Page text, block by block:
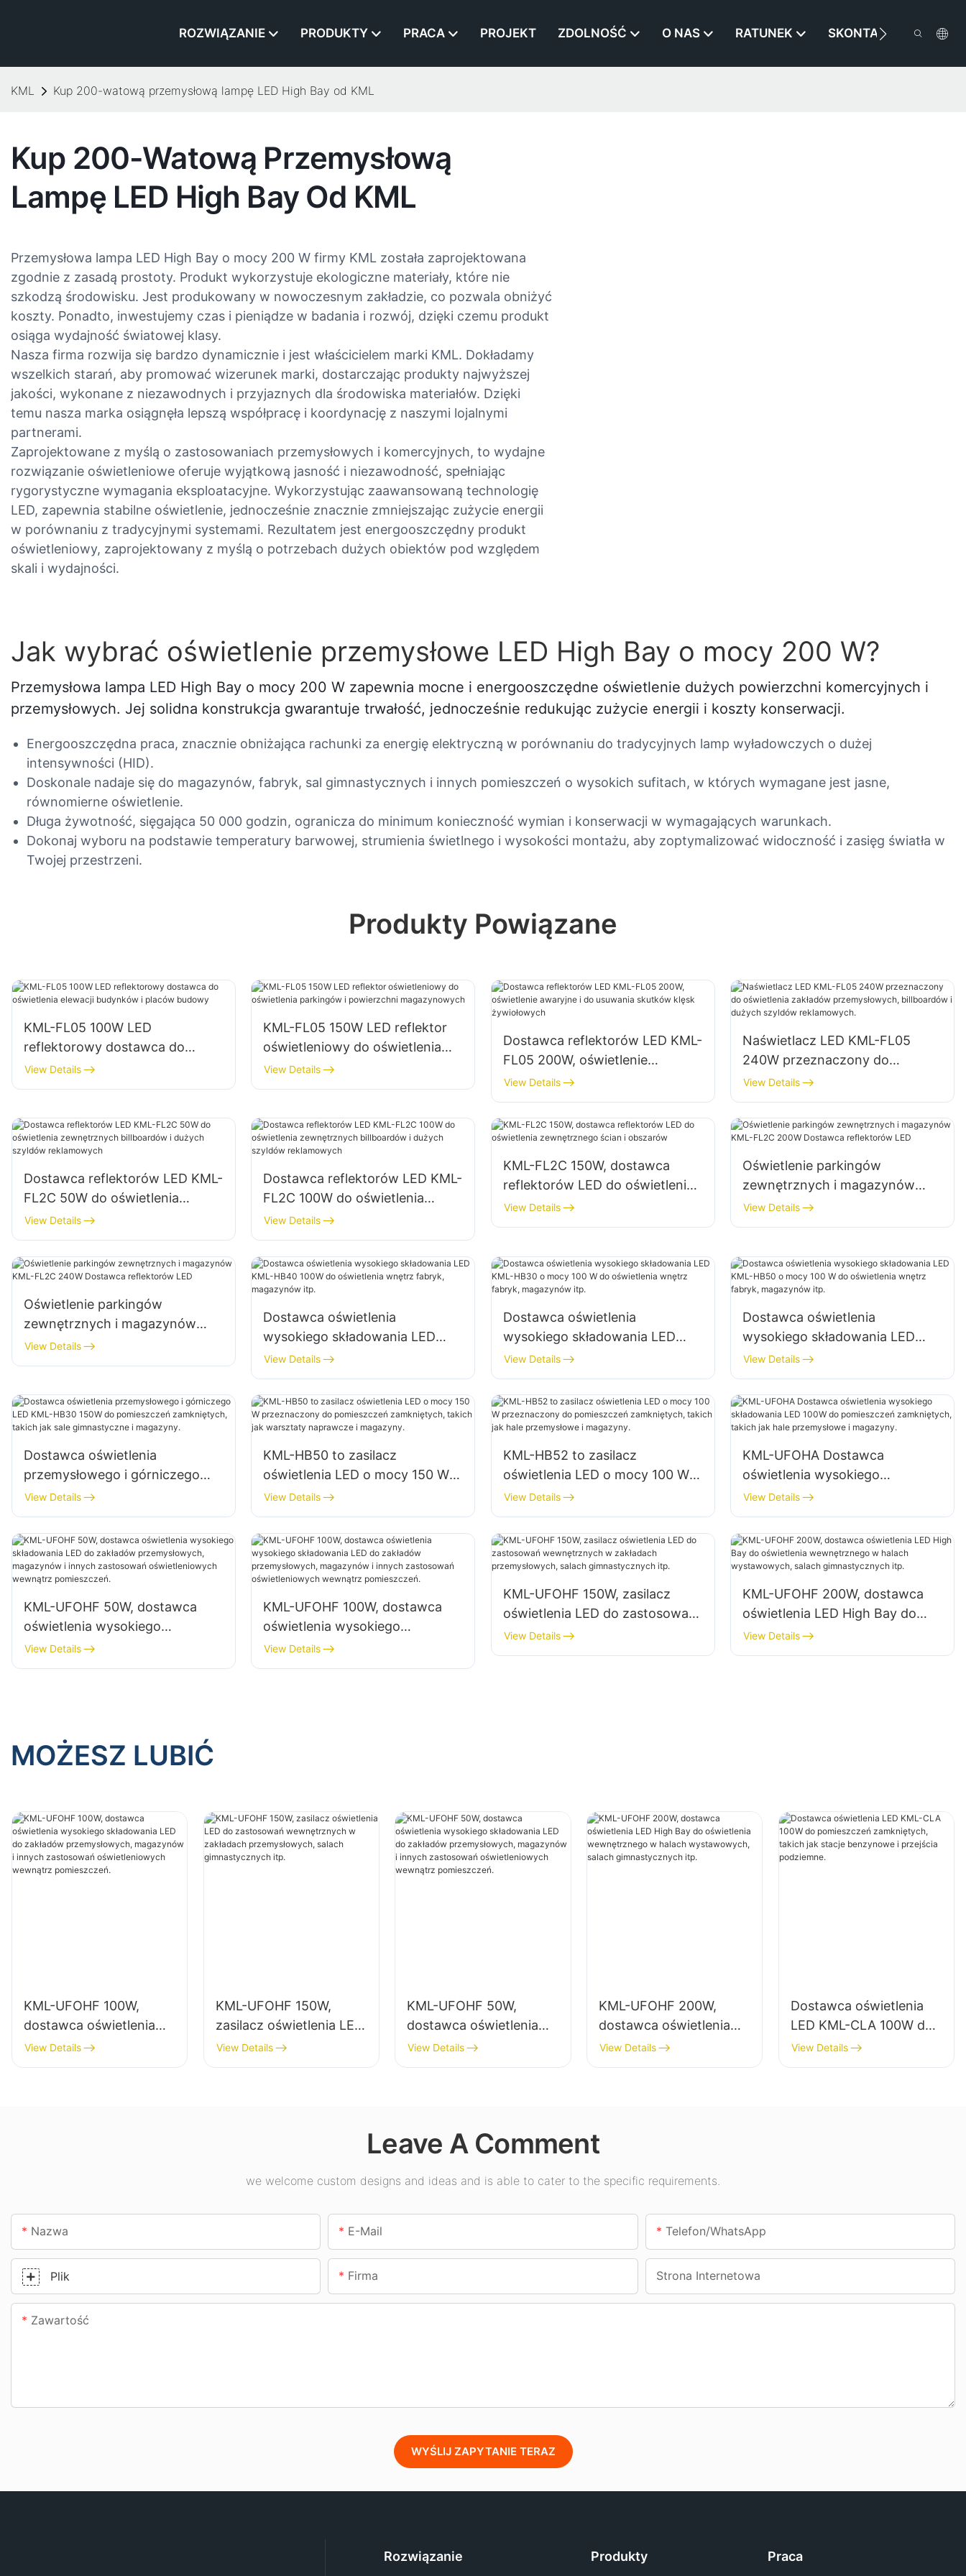
ROZWIĄZANIE PRODUKTY PRACA PROJEKT ZDOLNOŚĆ O NAS RATUNEK SKONTAKTUJ SIĘ Z
KML Kup 200-watową przemysłową lampę LED High Bay od KML
Kup 200-Watową Przemysłową
Lampę LED High Bay Od KML
Przemysłowa lampa LED High Bay o mocy 200 W firmy KML została zaprojektowana
zgodnie z zasadą prostoty. Produkt wykorzystuje ekologiczne materiały, które nie
szkodzą środowisku. Jest produkowany w nowoczesnym zakładzie, co pozwala obniżyć
koszty. Ponadto, inwestujemy czas i pieniądze w badania i rozwój, dzięki czemu produkt
osiąga wydajność światowej klasy.
Nasza firma rozwija się bardzo dynamicznie i jest właścicielem marki KML. Dokładamy
wszelkich starań, aby promować wizerunek marki, dostarczając produkty najwyższej
jakości, wykonane z niezawodnych i przyjaznych dla środowiska materiałów. Dzięki
temu nasza marka osiągnęła lepszą współpracę i koordynację z naszymi lojalnymi
partnerami.
Zaprojektowane z myślą o zastosowaniach przemysłowych i komercyjnych, to wydajne
rozwiązanie oświetleniowe oferuje wyjątkową jasność i niezawodność, spełniając
rygorystyczne wymagania eksploatacyjne. Wykorzystując zaawansowaną technologię
LED, zapewnia stabilne oświetlenie, jednocześnie znacznie zmniejszając zużycie energii
w porównaniu z tradycyjnymi systemami. Rezultatem jest energooszczędny produkt
oświetleniowy, zaprojektowany z myślą o potrzebach dużych obiektów pod względem
skali i wydajności.
Jak wybrać oświetlenie przemysłowe LED High Bay o mocy 200 W?
Przemysłowa lampa LED High Bay o mocy 200 W zapewnia mocne i energooszczędne oświetlenie dużych powierzchni komercyjnych i
przemysłowych. Jej solidna konstrukcja gwarantuje trwałość, jednocześnie redukując zużycie energii i koszty konserwacji.
Energooszczędna praca, znacznie obniżająca rachunki za energię elektryczną w porównaniu do tradycyjnych lamp wyładowczych o dużej
intensywności (HID).
Doskonale nadaje się do magazynów, fabryk, sal gimnastycznych i innych pomieszczeń o wysokich sufitach, w których wymagane jest jasne,
równomierne oświetlenie.
Długa żywotność, sięgająca 50 000 godzin, ogranicza do minimum konieczność wymian i konserwacji w wymagających warunkach.
Dokonaj wyboru na podstawie temperatury barwowej, strumienia świetlnego i wysokości montażu, aby zoptymalizować widoczność i zasięg światła w
Twojej przestrzeni.
Produkty Powiązane
KML-FL05 100W LED
reflektorowy dostawca do
oświetlenia elewacji budynków i
placów budowy
View Details
KML-FL05 150W LED reflektor
oświetleniowy do oświetlenia
parkingów i powierzchni
magazynowych
View Details
Dostawca reflektorów LED KML-
FL05 200W, oświetlenie
awaryjne i do usuwania skutków
klęsk żywiołowych
View Details
Naświetlacz LED KML-FL05
240W przeznaczony do
oświetlenia zakładów
przemysłowych, billboardów i
dużych szyldów reklamowych.
View Details
Dostawca reflektorów LED KML-
FL2C 50W do oświetlenia
zewnętrznych billboardów i
dużych szyldów reklamowych
View Details
Dostawca reflektorów LED KML-
FL2C 100W do oświetlenia
zewnętrznych billboardów i
dużych szyldów reklamowych
View Details
KML-FL2C 150W, dostawca
reflektorów LED do oświetlenia
zewnętrznego ścian i obszarów
View Details
Oświetlenie parkingów
zewnętrznych i magazynów
KML-FL2C 200W Dostawca
reflektorów LED
View Details
Oświetlenie parkingów
zewnętrznych i magazynów
KML-FL2C 240W Dostawca
reflektorów LED
View Details
Dostawca oświetlenia
wysokiego składowania LED
KML-HB40 100W do oświetlenia
wnętrz fabryk, magazynów itp.
View Details
Dostawca oświetlenia
wysokiego składowania LED
KML-HB30 o mocy 100 W do
oświetlenia wnętrz fabryk,
magazynów itp.
View Details
Dostawca oświetlenia
wysokiego składowania LED
KML-HB50 o mocy 100 W do
oświetlenia wnętrz fabryk,
magazynów itp.
View Details
Dostawca oświetlenia
przemysłowego i górniczego
LED KML-HB30 150W do
pomieszczeń zamkniętych,
takich jak sale gimnastyczne i
magazyny.
View Details
KML-HB50 to zasilacz
oświetlenia LED o mocy 150 W
przeznaczony do pomieszczeń
zamkniętych, takich jak
warsztaty naprawcze i
magazyny.
View Details
KML-HB52 to zasilacz
oświetlenia LED o mocy 100 W
przeznaczony do pomieszczeń
zamkniętych, takich jak hale
przemysłowe i magazyny.
View Details
KML-UFOHA Dostawca
oświetlenia wysokiego
składowania LED 100W do
pomieszczeń zamkniętych,
takich jak hale przemysłowe i
magazyny.
View Details
KML-UFOHF 50W, dostawca
oświetlenia wysokiego
składowania LED do zakładów
przemysłowych, magazynów i
View Details
KML-UFOHF 100W, dostawca
oświetlenia wysokiego
składowania LED do zakładów
przemysłowych, magazynów i
View Details
KML-UFOHF 150W, zasilacz
oświetlenia LED do zastosowań
wewnętrznych w zakładach
przemysłowych, salach
View Details
KML-UFOHF 200W, dostawca
oświetlenia LED High Bay do
oświetlenia wewnętrznego w
halach wystawowych, salach
View Details
MOŻESZ LUBIĆ
KML-UFOHF 100W,
dostawca oświetlenia
wysokiego składowania
LED do zakładów
View Details
KML-UFOHF 150W,
zasilacz oświetlenia LED
do zastosowań
wewnętrznych w
View Details
KML-UFOHF 50W,
dostawca oświetlenia
wysokiego składowania
LED do zakładów
oświetleniowych
View Details
KML-UFOHF 200W,
dostawca oświetlenia
LED High Bay do
oświetlenia
View Details
Dostawca oświetlenia
LED KML-CLA 100W do
pomieszczeń
zamkniętych, takich jak
View Details
Leave A Comment
we welcome custom designs and ideas and is able to cater to the specific requirements.
Nazwa E-Mail Telefon/WhatsApp
Plik Firma Strona Internetowa
Zawartość
WYŚLIJ ZAPYTANIE TERAZ
Rozwiązanie Produkty Praca